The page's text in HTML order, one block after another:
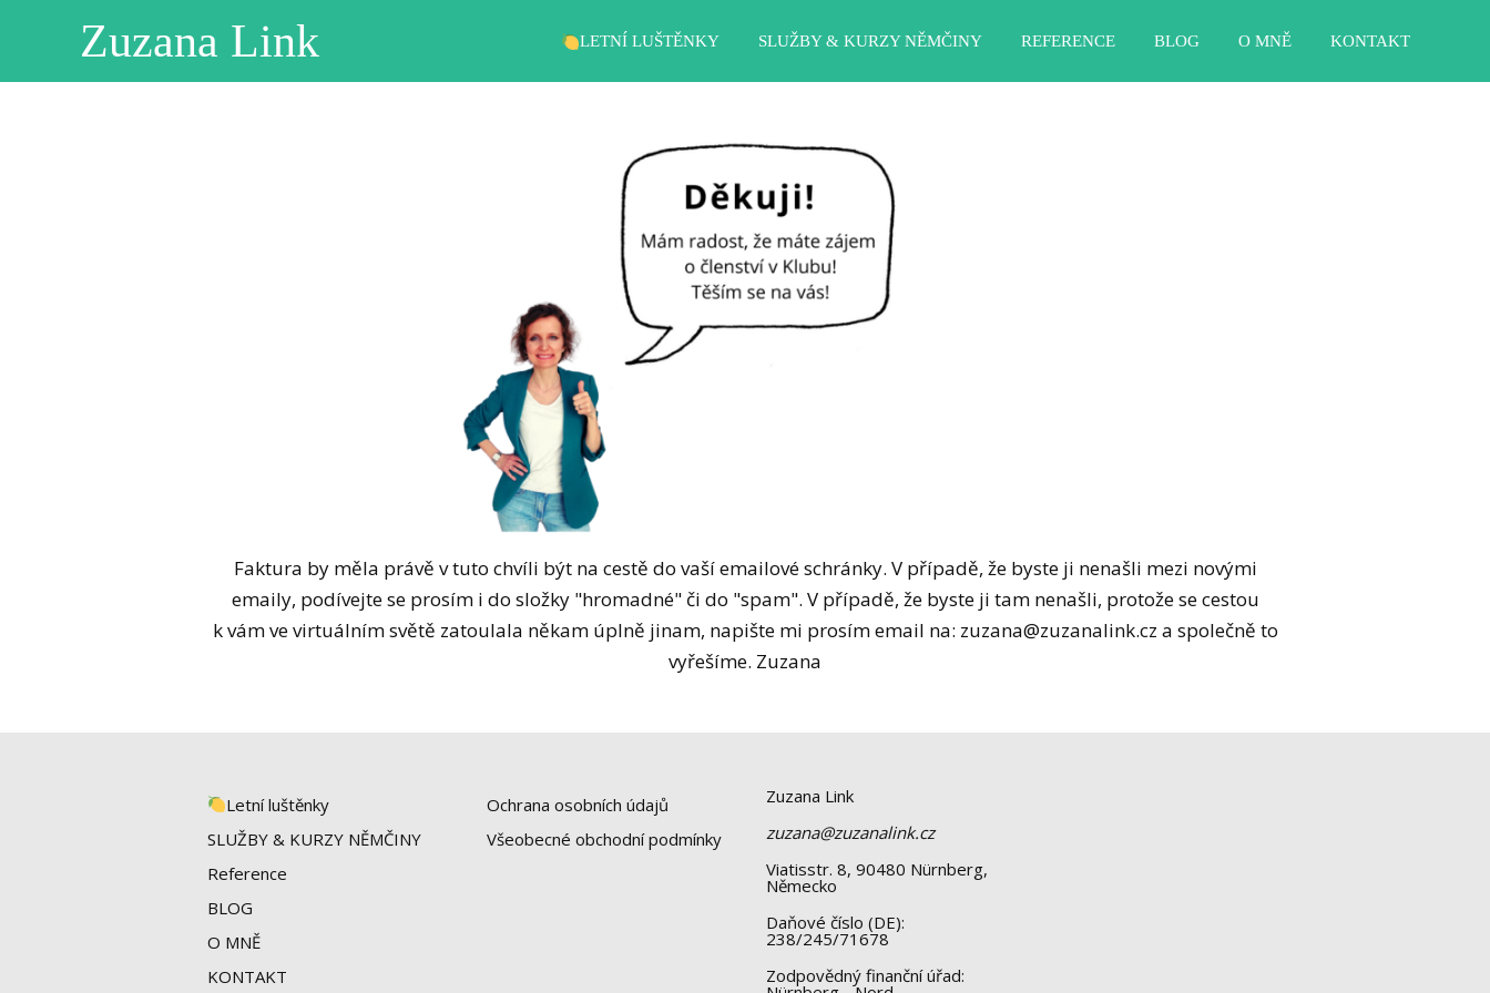
Zuzana Link LETNÍ LUŠTĚNKY SLUŽBY & KURZY NĚMČINY REFERENCE BLOG O MNĚ KONTAKT
Faktura by měla právě v tuto chvíli být na cestě do vaší emailové schránky. V případě, že byste ji nenašli mezi novými
emaily, podívejte se prosím i do složky "hromadné" či do "spam". V případě, že byste ji tam nenašli, protože se cestou
k vám ve virtuálním světě zatoulala někam úplně jinam, napište mi prosím email na: zuzana@zuzanalink.cz a společně to
vyřešíme. Zuzana
Letní luštěnky
SLUŽBY & KURZY NĚMČINY
Reference
BLOG
O MNĚ
KONTAKT
Ochrana osobních údajů
Všeobecné obchodní podmínky
Zuzana Link
zuzana@zuzanalink.cz
Viatisstr. 8, 90480 Nürnberg,
Německo
Daňové číslo (DE):
238/245/71678
Zodpovědný finanční úřad: